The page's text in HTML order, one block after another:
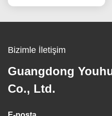
Bizimle İletişim
Guangdong
Co., Ltd.